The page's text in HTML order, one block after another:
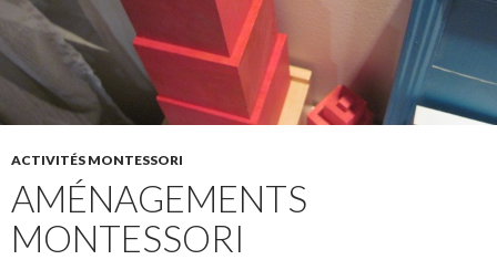
ACTIVITÉS MONTESSORI
AMÉNAGEMENTS
MONTESSORI